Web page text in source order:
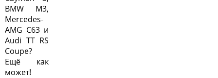
BMW M3,
Mercedes-
AMG C63 и
Audi TT RS
Coupe?
Ещё как
может!